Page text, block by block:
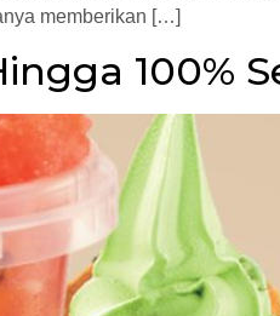
memberikan […]
100%